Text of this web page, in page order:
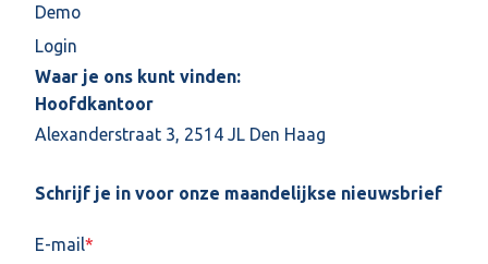
Schrijf je in voor onze maandelijkse nieuwsbrief
E-mail*
Demo
Login
Waar je ons kunt vinden:
Hoofdkantoor
Alexanderstraat 3, 2514 JL Den Haag